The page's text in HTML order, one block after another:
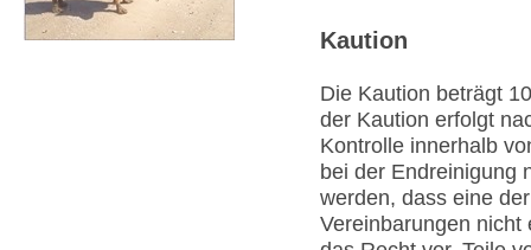
Kaution
Die Kaution beträgt
der Kaution erfolgt
Kontrolle innerhalb
bei der Endreinigung
werden, dass eine
Vereinbarungen